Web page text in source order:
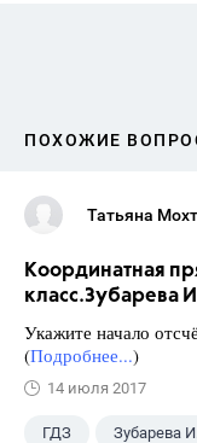
ПОХОЖИЕ
Татьяна
Координатная
класс.Зубарева
Укажите начало
(Подробнее...)
14 июля 2017
ГДЗ Зубарева